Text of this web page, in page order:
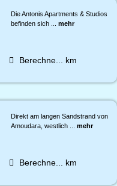
Die Antonis Apartments & Studios
befinden sich ... mehr
Berechne... km
Direkt am langen Sandstrand von
Amoudara, westlich ... mehr
Berechne... km